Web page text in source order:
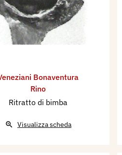
Bonaventura
Rino
Ritratto di bimba
Visualizza scheda